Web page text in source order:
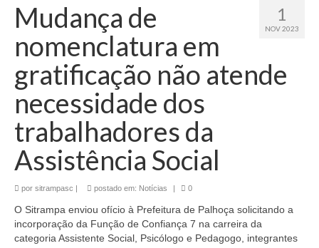
1
NOV 2023
Mudança de
nomenclatura em
gratificação não atende
necessidade dos
trabalhadores da
Assistência Social
por sitrampasc postado em: Notícias 0
O Sitrampa enviou ofício à Prefeitura de Palhoça solicitando a
incorporação da Função de Confiança 7 na carreira da
categoria Assistente Social, Psicólogo e Pedagogo, integrantes